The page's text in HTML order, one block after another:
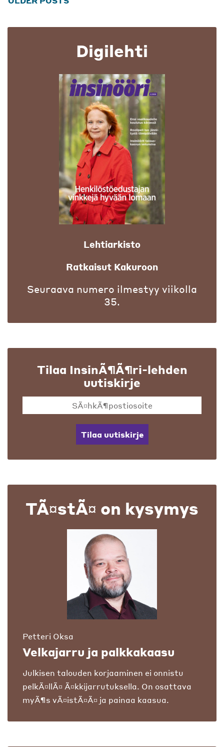
Digilehti
Lehtiarkisto
Ratkaisut Kakuroon
Seuraava numero ilmestyy viikolla
35.
Tilaa InsinÃ¶Ã¶ri-lehden
uutiskirje
Tilaa uutiskirje
TÃ¤stÃ¤ on kysymys
Petteri Oksa
Velkajarru ja palkkakaasu
Julkisen talouden korjaaminen ei onnistu
pelkÃ¤llÃ¤ Ã¤kkijarrutuksella. On osattava
myÃ¶s vÃ¤istÃ¤Ã¤ ja painaa kaasua.